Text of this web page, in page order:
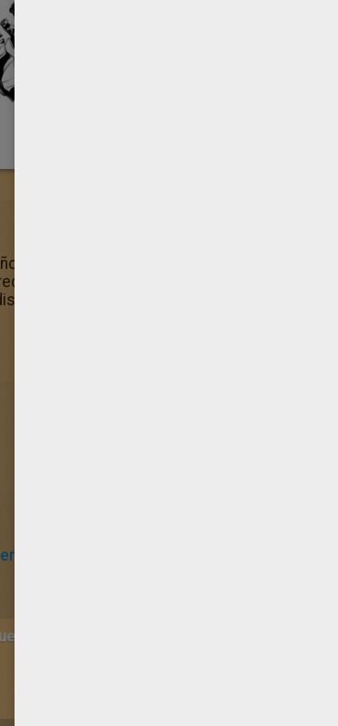
de este magnífico dibujo de Ven ghan?
de tu habitación. Tenemos una amplia
de Ven ghan, por si acaso desees
canal de vídeos para niños en Youtube: